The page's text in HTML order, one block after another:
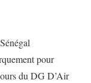
pour
du DG D’Air